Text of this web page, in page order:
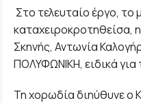
Στο τελευταίο έργο, το
καταχειροκροτηθείσα,
Σκηνής, Αντωνία
ΠΟΛΥΦΩΝΙΚΗ, ειδικά για
Τη χορωδία διηύθυνε ο